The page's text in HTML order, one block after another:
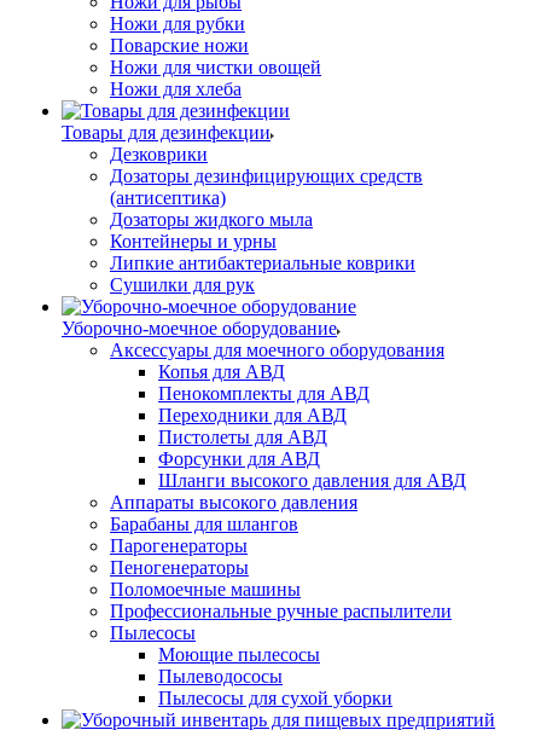
Ножи для рубки
Поварские ножи
Ножи для чистки овощей
Ножи для хлеба
Товары для дезинфекции
Дезковрики
Дозаторы дезинфицирующих средств
(антисептика)
Дозаторы жидкого мыла
Контейнеры и урны
Липкие антибактериальные коврики
Сушилки для рук
Уборочно-моечное оборудование
Аксессуары для моечного оборудования
Копья для АВД
Пенокомплекты для АВД
Переходники для АВД
Пистолеты для АВД
Форсунки для АВД
Шланги высокого давления для АВД
Аппараты высокого давления
Барабаны для шлангов
Парогенераторы
Пеногенераторы
Поломоечные машины
Профессиональные ручные распылители
Пылесосы
Моющие пылесосы
Пылеводососы
Пылесосы для сухой уборки